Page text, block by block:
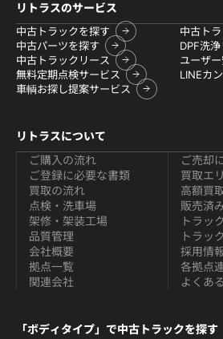
リトラスのサービス
中古トラックを探す
中古ト
中古パーツを探す
DPF洗
中古トラックリース
ユーザ
無料定期点検サービス
LINEカ
車輌お探し提案サービス
リトラスについて
ご購入の流れ
ご登録に必要な書類
買取の流れ
ご売却
買取エ
高額買
点検・洗車場
架修・架装工場
品質管理
販売済
トラッ
トラッ
会社概要
拠点一覧
関連会社
採用情
各拠点
よくあ
「ボディタイプ」で中古トラックを探す